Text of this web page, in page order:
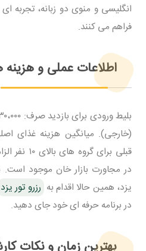
انگلیسی و منوی دو زبانه، تجربه
فراهم می کنند.
اطلاعات عملی و هزینه
قبلی برای
در مجاورت بازار خان موجود است.
یزد، همین حالا اقدام به رزرو تور یزد
در برنامه حرفه ای خود جای دهید.